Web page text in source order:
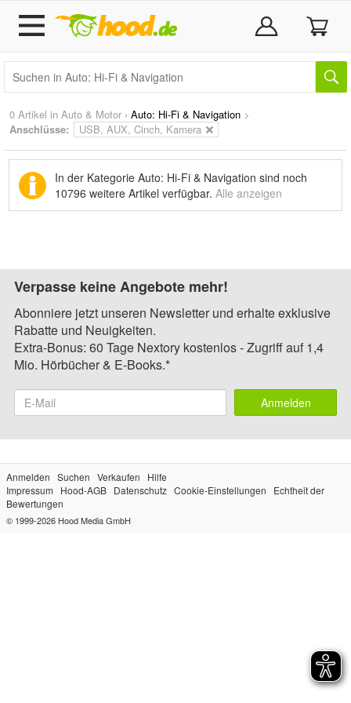
0 Artikel in Auto & Motor › Auto: Hi-Fi & Navigation >
Anschlüsse:
USB, AUX, Cinch, Kamera
In der Kategorie Auto: Hi-Fi & Navigation sind noch
10796 weitere Artikel verfügbar. Alle anzeigen
Verpasse keine Angebote mehr!
Abonniere jetzt unseren Newsletter und erhalte exklusive
Rabatte und Neuigkeiten.
Extra-Bonus: 60 Tage Nextory kostenlos - Zugriff auf 1,4
Mio. Hörbücher & E-Books.*
Anmelden
Anmelden Suchen Verkaufen
Hilfe
Impressum
Hood-AGB Datenschutz Cookie-Einstellungen
Echtheit der
Bewertungen
© 1999-2026 Hood Media GmbH